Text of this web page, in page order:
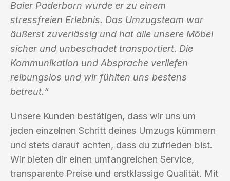
Baier Paderborn wurde er zu einem
stressfreien Erlebnis. Das Umzugsteam war
äußerst zuverlässig und hat alle unsere Möbel
sicher und unbeschadet transportiert. Die
Kommunikation und Absprache verliefen
reibungslos und wir fühlten uns bestens
betreut.“
Unsere Kunden bestätigen, dass wir uns um
jeden einzelnen Schritt deines Umzugs kümmern
und stets darauf achten, dass du zufrieden bist.
Wir bieten dir einen umfangreichen Service,
transparente Preise und erstklassige Qualität. Mit